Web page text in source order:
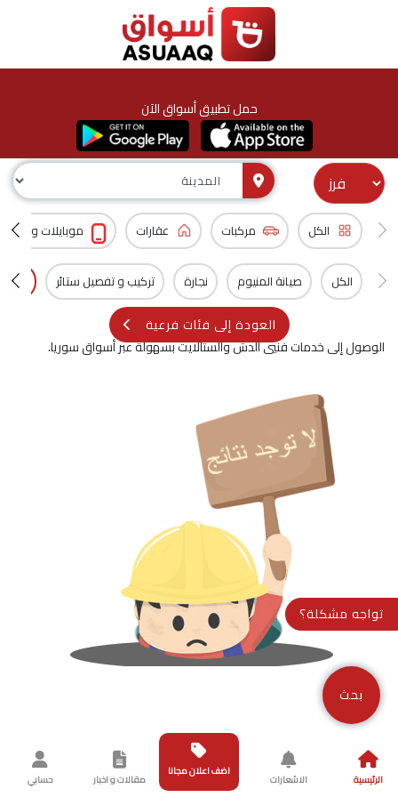
حمل تطبيق أسواق الآن
الكل مركبات عقارات موبايلات و
الكل صيانة المنيوم نجارة تركيب و تفصيل ستائر
العودة إلى فئات فرعية
الوصول إلى خدمات فنيي الدش والستالايت بسهولة عبر أسواق سوريا.
بحث
الرئيسية الاشعارات
اضف اعلان مجانا
مقالات و اخبار حسابي
تواجه مشكلة؟